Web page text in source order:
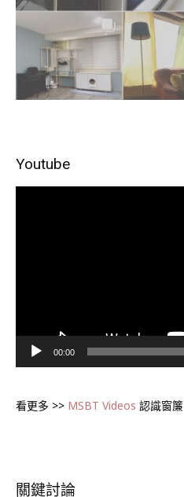
Youtube
00:00
看更多 >> MSBT Videos 認識窗簾
關鍵討論